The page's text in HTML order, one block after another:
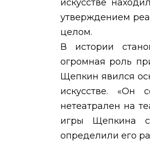
искусстве
утверждением
целом.
В истории
огромная роль
Щепкин явился
искусстве. «Он
нетеатрален на
игры Щепкина
определили его